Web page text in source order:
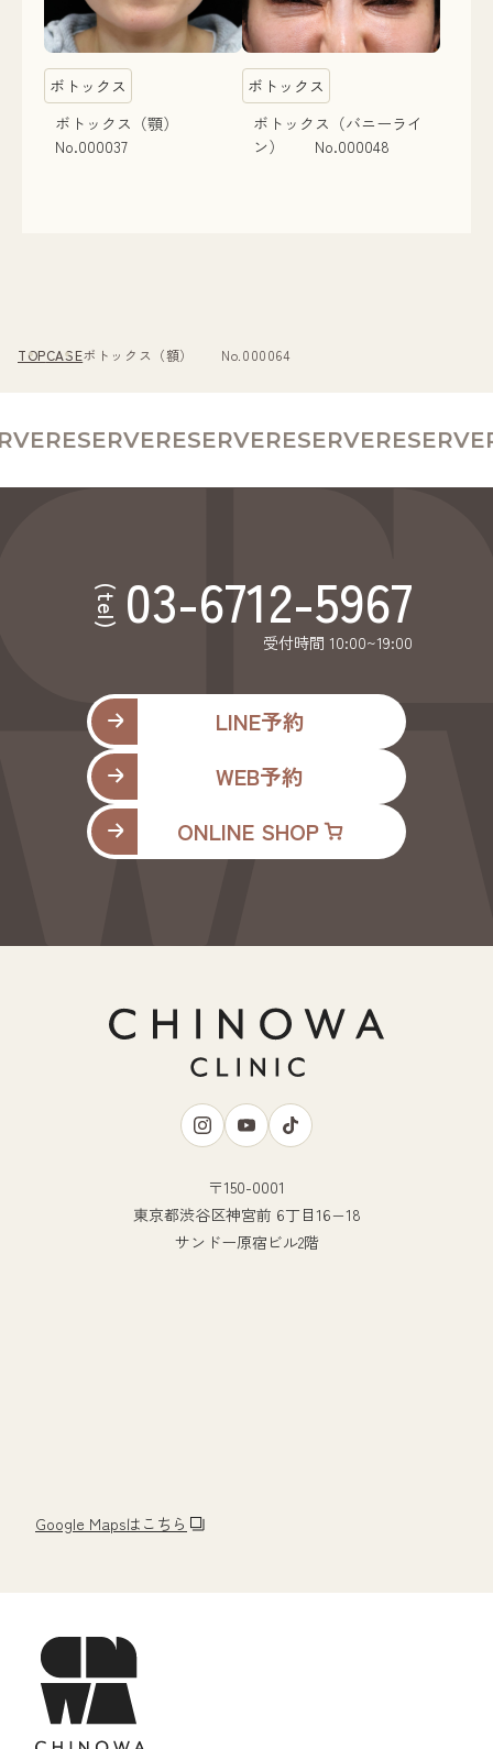
ボトックス
ボトックス（顎）
No.000037
ボトックス
ボトックス（バニーライ
ン） No.000048
TOPCASEボトックス（額） No.000064
RESERVERESERVERESERVERESERVE
(tel) 03-6712-5967
受付時間 10:00~19:00
LINE予約
WEB予約
ONLINE SHOP
Google Mapsはこちら
〒150-0001
東京都渋谷区神宮前 6丁目16−18
サンドー原宿ビル2階